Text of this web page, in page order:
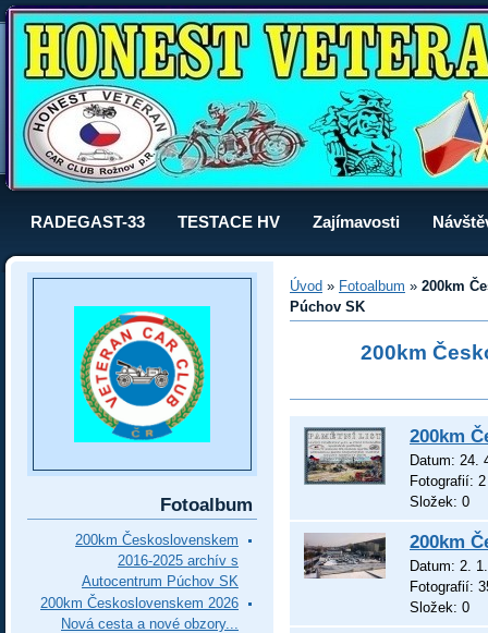
RADEGAST-33 TESTACE HV Zajímavosti
Úvod » Fotoalbum » 200km
Púchov SK
200km
200km
Datum: 24.
Fotografií: 2
Složek: 0
200km
Datum: 2.
Fotografií:
Složek: 0
Fotoalbum
200km Československem
2016-2025 archív s
Autocentrum Púchov SK
200km Československem 2026
Nová cesta a nové obzory...